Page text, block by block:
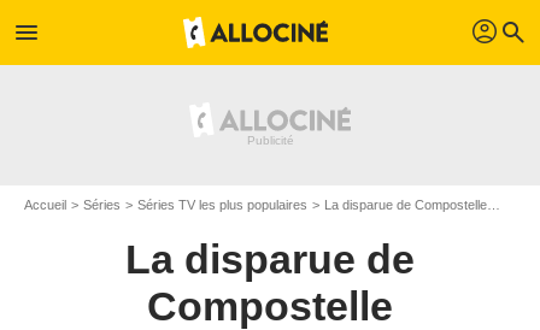
menu profil search
Accueil Séries Séries TV les plus populaires La disparue de Compostelle
La disparue de
Compostelle